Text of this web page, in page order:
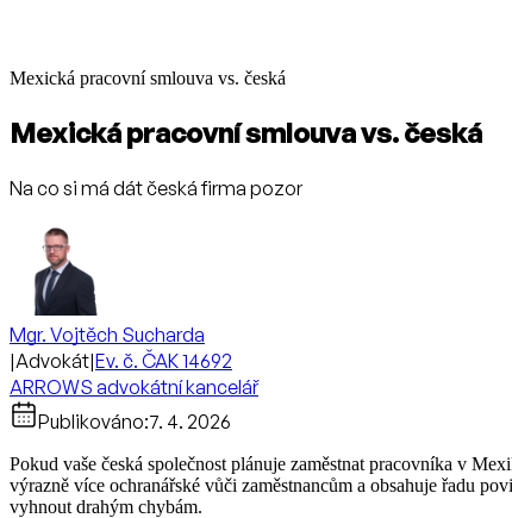
Mexická pracovní smlouva vs. česká
Mexická pracovní smlouva vs. česká
Na co si má dát česká firma pozor
Mgr. Vojtěch Sucharda
|Advokát|Ev. č. ČAK 14692
ARROWS advokátní kancelář
Publikováno:7. 4. 2026
Pokud vaše česká společnost plánuje zaměstnat pracovníka v
výrazně více ochranářské vůči zaměstnancům a obsahuje řadu
vyhnout drahým chybám.